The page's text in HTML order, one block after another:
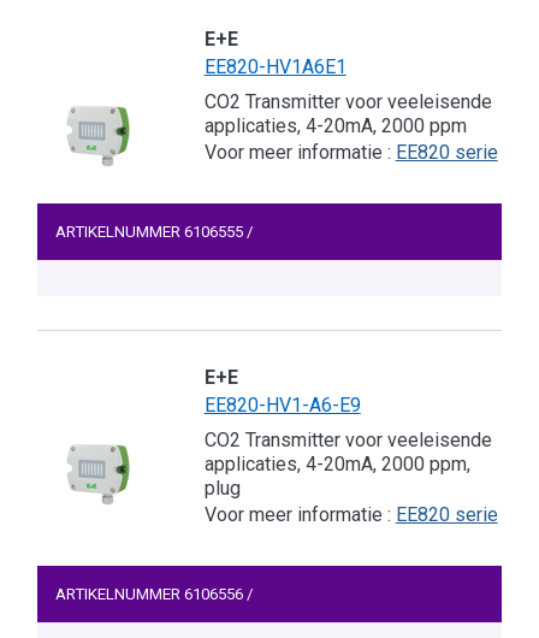
E+E
EE820-HV1A6E1
CO2 Transmitter voor veeleisende
applicaties, 4-20mA, 2000 ppm
Voor meer informatie : EE820 serie
ARTIKELNUMMER 6106555 /
E+E
EE820-HV1-A6-E9
CO2 Transmitter voor veeleisende
applicaties, 4-20mA, 2000 ppm,
plug
Voor meer informatie : EE820 serie
ARTIKELNUMMER 6106556 /